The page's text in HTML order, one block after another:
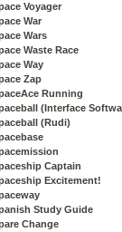
Voyager
War
Wars
Waste Race
Way
Zap
Running
(Interface
(Rudi)
Captain
Excitement!
Study Guide
Change